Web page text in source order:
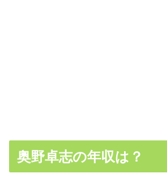
奥野卓志の年収は？